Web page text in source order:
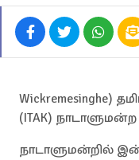
Wickremesinghe)
(ITAK) நாடாளுமன்ற
நாடாளுமன்றில்